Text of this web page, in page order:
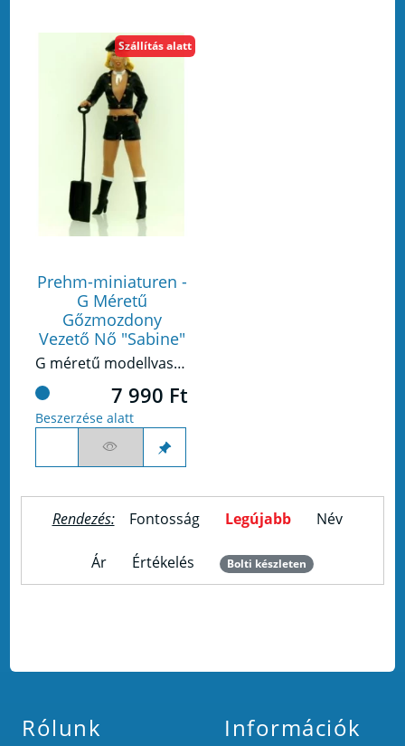
Prehm-miniaturen -
G Méretű
Gőzmozdony
Vezető Nő "Sabine"
G méretű modellvasúthoz készült figura.
Szállítás alatt
7 990 Ft
Beszerzése alatt
Rendezés: Fontosság Legújabb Név
Ár Értékelés Bolti készleten
Rólunk Információk